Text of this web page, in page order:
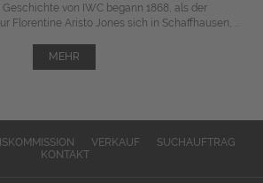
von IWC begann 1868, als der
Florentine Aristo Jones sich in Schaffhausen, ...
MEHR
VERKAUF
SUCHAUFTRAG
KONTAKT